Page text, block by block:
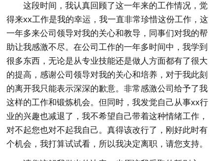
这段时间，我认真回顾了这一年来的工作情况，觉
得来xx工作是我的幸运，我一直非常珍惜这份工作，这
一年多来公司领导对我的关心和教导，同事们对我的帮
助让我感激不尽。在公司工作的一年多时间中，我学到
很多东西，无论是从专业技能还是做人方面都有了很大
的提高，感谢公司领导对我的关心和培养，对于我此刻
的离开我只能表示深深的歉意。非常感激公司给予了我
这样的工作和锻炼机会。但同时，我发觉自己从事xx行
业的兴趣也减退了，我不希望自己带着这种情绪工作，
对不起您也对不起我自己。真得该改行了，刚好此时有
个机会，我打算试试看，所以我决定离职，请您支持。